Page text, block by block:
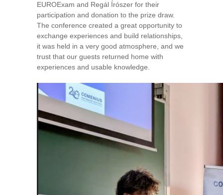
EUROExam and Regál Írószer for their
participation and donation to the prize draw.
The conference created a great opportunity to
exchange experiences and build relationships,
it was held in a very good atmosphere, and we
trust that our guests returned home with
experiences and usable knowledge.